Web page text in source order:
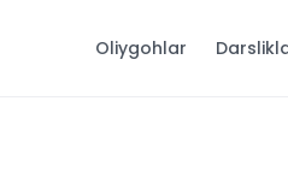
Oliygohlar